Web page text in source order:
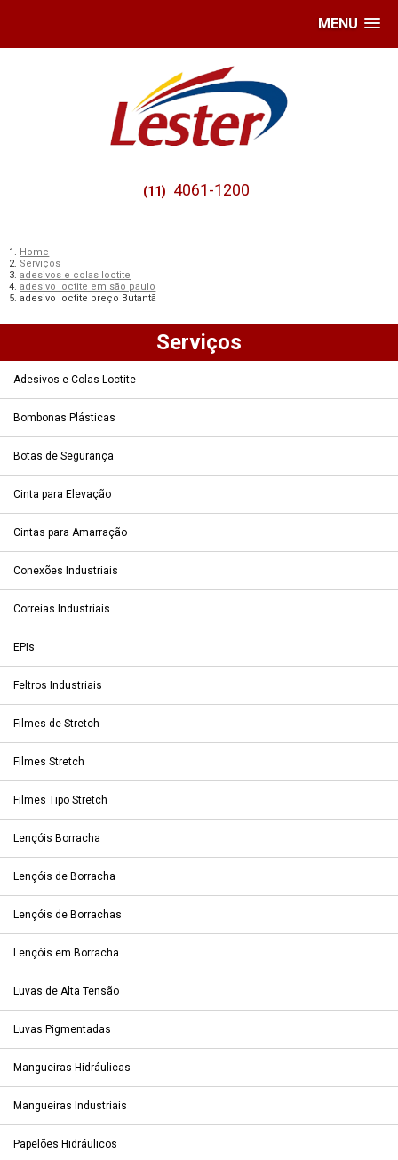
MENU
(11) 4061-1200
Home
Serviços
adesivos e colas loctite
adesivo loctite em são paulo
adesivo loctite preço Butantã
Serviços
Adesivos e Colas Loctite
Bombonas Plásticas
Botas de Segurança
Cinta para Elevação
Cintas para Amarração
Conexões Industriais
Correias Industriais
EPIs
Feltros Industriais
Filmes de Stretch
Filmes Stretch
Filmes Tipo Stretch
Lençóis Borracha
Lençóis de Borracha
Lençóis de Borrachas
Lençóis em Borracha
Luvas de Alta Tensão
Luvas Pigmentadas
Mangueiras Hidráulicas
Mangueiras Industriais
Papelões Hidráulicos